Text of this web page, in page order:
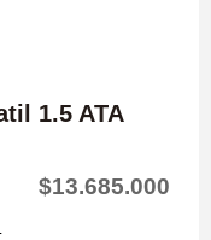
1.5 ATA
$13.685.000